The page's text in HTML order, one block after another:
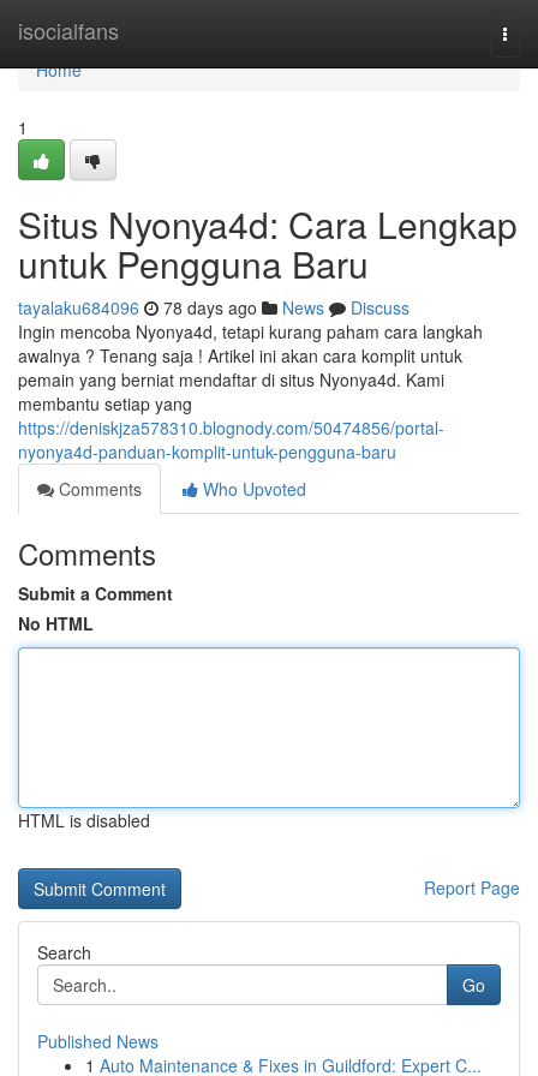
isocialfans
Home
Home
1
Situs Nyonya4d: Cara Lengkap
untuk Pengguna Baru
tayalaku684096 78 days ago News
Discuss
Ingin mencoba Nyonya4d, tetapi kurang paham cara langkah
awalnya ? Tenang saja ! Artikel ini akan cara komplit untuk
pemain yang berniat mendaftar di situs Nyonya4d. Kami
membantu setiap yang
https://deniskjza578310.blognody.com/50474856/portal-
nyonya4d-panduan-komplit-untuk-pengguna-baru
Comments
Who Upvoted
Comments
Submit a Comment
No HTML
HTML is disabled
Report Page
Search
Go
Published News
1 Auto Maintenance & Fixes in Guildford: Expert C...